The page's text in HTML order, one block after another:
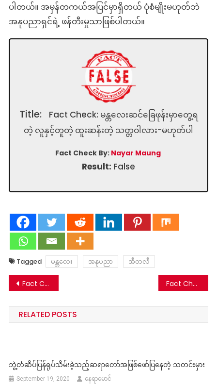
ပါတယ်။ အမှန်တကယ်အပြင်မှာရှိတယ် ပုံစံမျိုးမဟုတ်ဘဲ
အနုပညာရှင်ရဲ့ ဖန်တီးမှုသာဖြစ်ပါတယ်။
Title:
Fact Check: မန္တလေးဆင်ခြေဖုန်းမှာတွေ့ရ
တဲ့ လူနှင့်တူတဲ့ ထူးဆန်းတဲ့ သတ္တဝါလား-မဟုတ်ပါ
Fact Check By: Nayar Maung
Result: False
Tagged မန္တလေး အနုပညာ အီတလီ
Post
navigation
Fact Check: စစ်ကောင်စီတိုက်လေယာဉ် NUG ပစ်ချဆိုတဲ့သတင်းမှား Fact Check: ကျိုက်ထီးရိုးပစ်ခတ်မှုမှာ ပြည်သူတွေထိခိုက်သေဆုံးခဲ့ရမှု NUG တောင်းပန် ဆိုတဲ့သတင်းတု
RELATED POSTS
ဘွဲ့တံဆိပ်ပြန်ရုပ်သိမ်းခဲ့သည့်ဆရာတော်အဖြစ်ဖော်ပြနေတဲ့ သတင်းမှား
September 19, 2020 နေရာမောင်